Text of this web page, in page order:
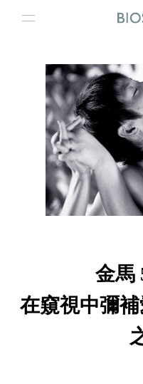
金馬
在窺視中彌